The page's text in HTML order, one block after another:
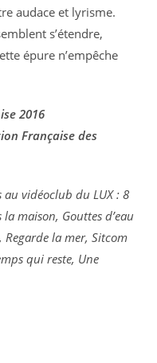
audace et lyrisme.
s’étendre,
épure n’empêche
2016
Française des
vidéoclub du LUX : 8
maison, Gouttes d’eau
Regarde la mer, Sitcom
qui reste, Une